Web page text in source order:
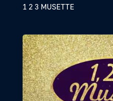
1 2 3 MUSETTE